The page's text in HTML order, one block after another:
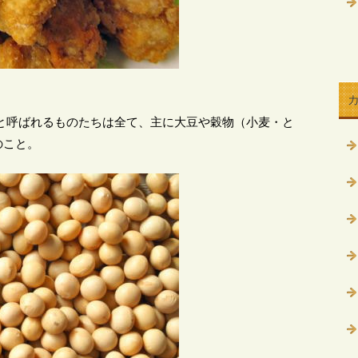
ばれるものたちは全て、主に大豆や穀物（小麦・と
と。